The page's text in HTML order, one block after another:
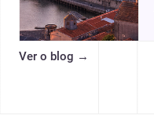
Ver o blog →